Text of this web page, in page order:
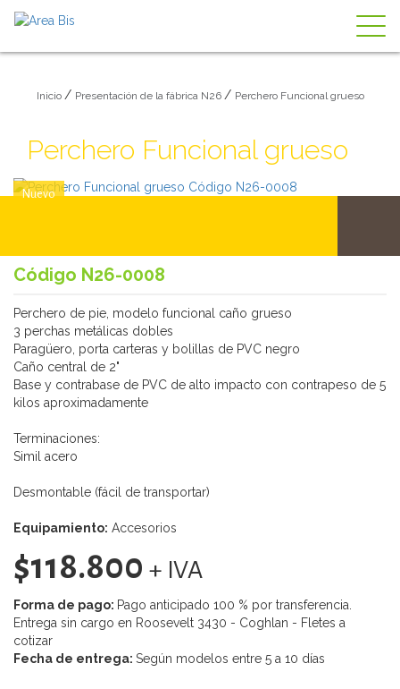
Inicio / Presentación de la fábrica N26 / Perchero Funcional grueso
Perchero Funcional grueso
Nuevo
Código N26-0008
Perchero de pie, modelo funcional caño grueso
3 perchas metálicas dobles
Paragüero, porta carteras y bolillas de PVC negro
Caño central de 2"
Base y contrabase de PVC de alto impacto con contrapeso de 5
kilos aproximadamente
Terminaciones:
Simil acero
Desmontable (fácil de transportar)
Equipamiento: Accesorios
$118.800 + IVA
Forma de pago: Pago anticipado 100 % por transferencia.
Entrega sin cargo en Roosevelt 3430 - Coghlan - Fletes a
cotizar
Fecha de entrega: Según modelos entre 5 a 10 días